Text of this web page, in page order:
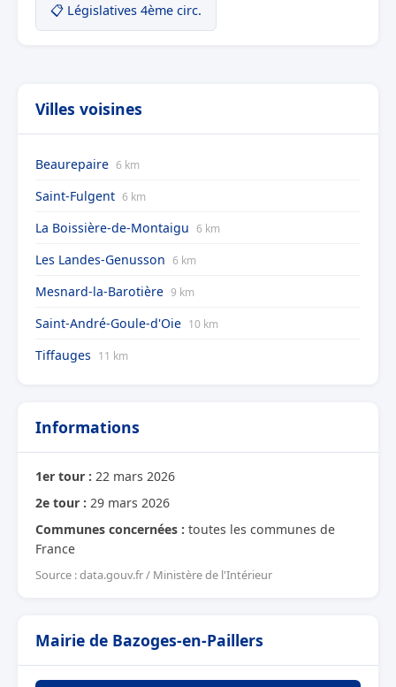
📋 Législatives 4ème circ.
Villes voisines
Beaurepaire 6 km
Saint-Fulgent 6 km
La Boissière-de-Montaigu 6 km
Les Landes-Genusson 6 km
Mesnard-la-Barotière 9 km
Saint-André-Goule-d'Oie 10 km
Tiffauges 11 km
Informations
1er tour : 22 mars 2026
2e tour : 29 mars 2026
Communes concernées : toutes les communes de
France
Source : data.gouv.fr / Ministère de l'Intérieur
Mairie de Bazoges-en-Paillers